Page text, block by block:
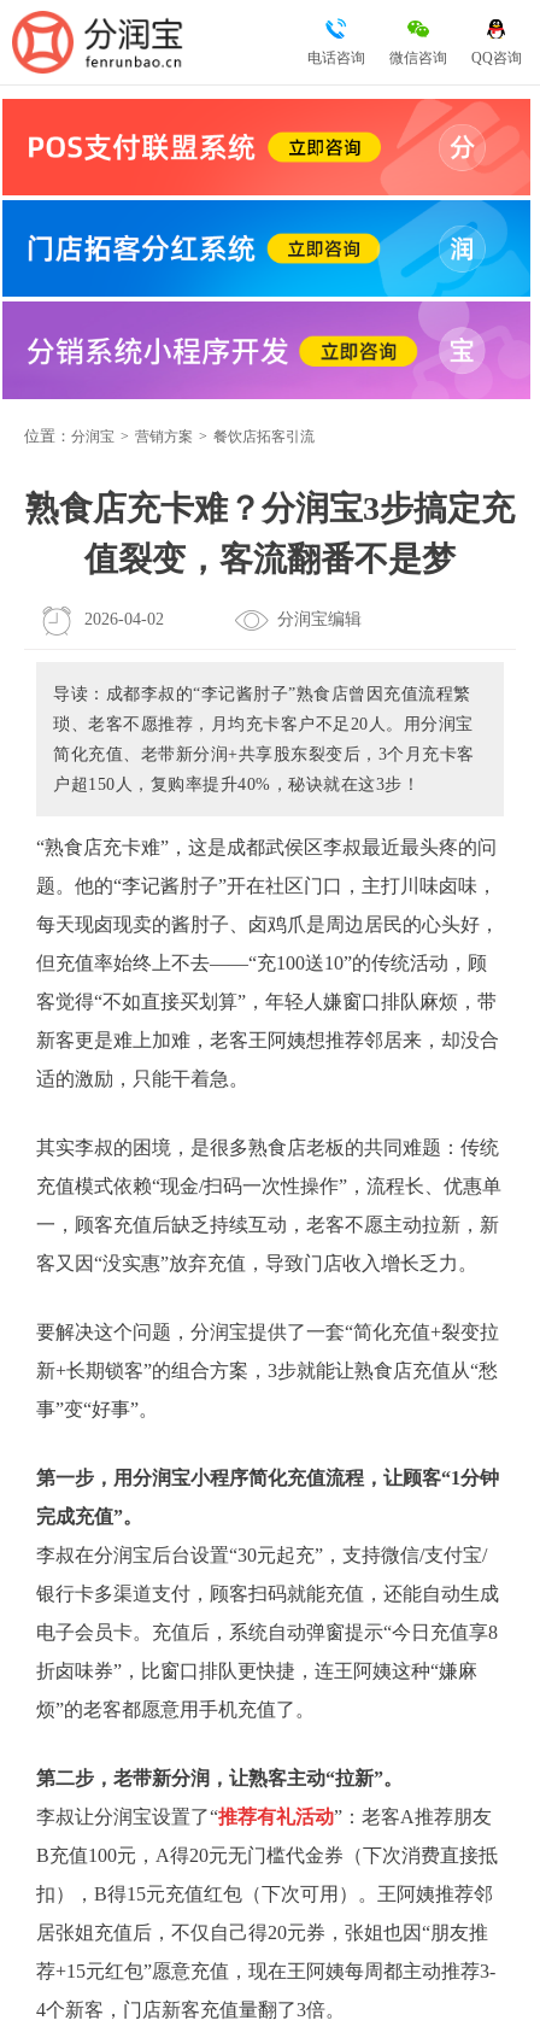
QQ咨询
微信咨询
电话咨询
位置： 分润宝 > 营销方案 > 餐饮店拓客引流
熟食店充卡难？分润宝3步搞定充
值裂变，客流翻番不是梦
2026-04-02 分润宝编辑
导读：成都李叔的“李记酱肘子”熟食店曾因充值流程繁
琐、老客不愿推荐，月均充卡客户不足20人。用分润宝
简化充值、老带新分润+共享股东裂变后，3个月充卡客
户超150人，复购率提升40%，秘诀就在这3步！
“熟食店充卡难”，这是成都武侯区李叔最近最头疼的问
题。他的“李记酱肘子”开在社区门口，主打川味卤味，
每天现卤现卖的酱肘子、卤鸡爪是周边居民的心头好，
但充值率始终上不去——“充100送10”的传统活动，顾
客觉得“不如直接买划算”，年轻人嫌窗口排队麻烦，带
新客更是难上加难，老客王阿姨想推荐邻居来，却没合
适的激励，只能干着急。
其实李叔的困境，是很多熟食店老板的共同难题：传统
充值模式依赖“现金/扫码一次性操作”，流程长、优惠单
一，顾客充值后缺乏持续互动，老客不愿主动拉新，新
客又因“没实惠”放弃充值，导致门店收入增长乏力。
要解决这个问题，分润宝提供了一套“简化充值+裂变拉
新+长期锁客”的组合方案，3步就能让熟食店充值从“愁
事”变“好事”。
第一步，用分润宝小程序简化充值流程，让顾客“1分钟
完成充值”。
李叔在分润宝后台设置“30元起充”，支持微信/支付宝/
银行卡多渠道支付，顾客扫码就能充值，还能自动生成
电子会员卡。充值后，系统自动弹窗提示“今日充值享8
折卤味券”，比窗口排队更快捷，连王阿姨这种“嫌麻
烦”的老客都愿意用手机充值了。
第二步，老带新分润，让熟客主动“拉新”。
李叔让分润宝设置了“推荐有礼活动”：老客A推荐朋友
B充值100元，A得20元无门槛代金券（下次消费直接抵
扣），B得15元充值红包（下次可用）。王阿姨推荐邻
居张姐充值后，不仅自己得20元券，张姐也因“朋友推
荐+15元红包”愿意充值，现在王阿姨每周都主动推荐3-
4个新客，门店新客充值量翻了3倍。